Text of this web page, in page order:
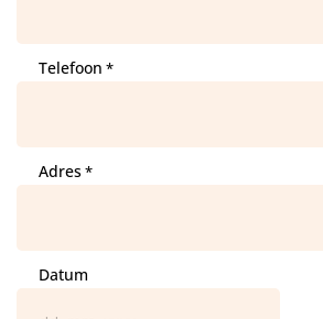
Telefoon *
Adres*
Datum